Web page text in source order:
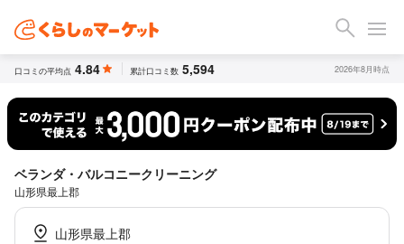
口コミの平均点 4.84 累計口コミ数 5,594 2026年8月時点
ベランダ・バルコニークリーニング
山形県最上郡
山形県最上郡